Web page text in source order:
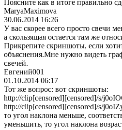
Поясните как в итоге правильно
MaryaMaximova
30.06.2014 16:26
У вас скорее всего просто свечи
а скользящая остается там же
Прикрепите скриншоты, если
объяснения.Мне нужно видеть
свечей.
Евгений001
01.10.2014 06:17
Тот же вопрос: вот скриншоты:
http://clip[censored][censored]/s/
http://clip[censored][censored]/s/
то угол наклона меньше,
уменьшить, то угол наклона